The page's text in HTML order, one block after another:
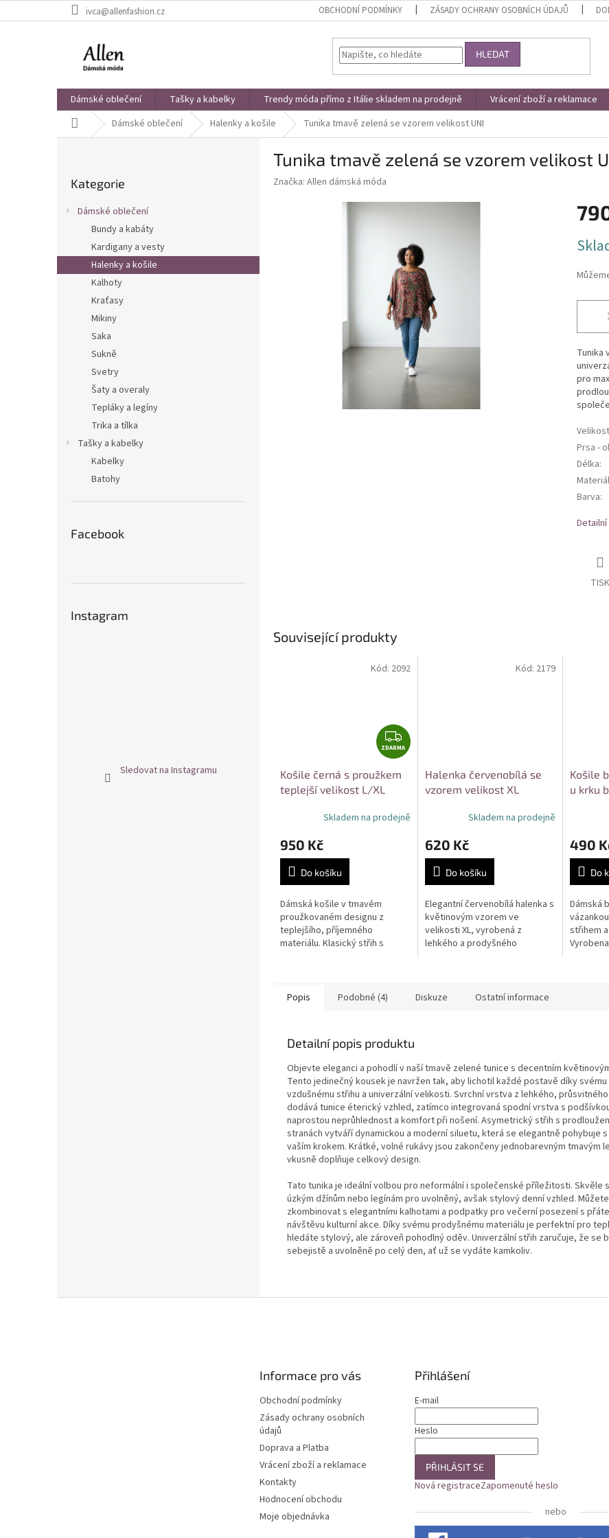
na
ivca@allenfashion.cz OBCHODNÍ PODMÍNKY ZÁSADY OCHRANY OSOBNÍCH ÚDAJŮ
HLEDAT
Dámské oblečení Tašky a kabelky Trendy móda přímo z Itálie skladem na prodejně Vrácení zboží a reklamace
Domů Dámské oblečení Halenky a košile Tunika tmavě zelená se vzorem velikost UNI
kategorie
Kategorie
Dámské oblečení
Bundy a kabáty
Kardigany a vesty
Halenky a košile
Kalhoty
Kraťasy
Mikiny
Saka
Sukně
Svetry
Šaty a overaly
Tepláky a legíny
Trika a tílka
Tašky a kabelky
Kabelky
Batohy
Facebook
Instagram
Sledovat na Instagramu
Tunika tmavě zelená se vzorem velikost
Značka: Allen dámská móda
cena:
Tunika
pro
Velikost
Prsa -
Délka:
Materiál
Barva:
TISK
Související produkty
Z
D
A
ZDARMA
Košile černá s proužkem
teplejší velikost L/XL
Skladem na prodejně
950 Kč
Do košíku
Dámská košile v tmavém
proužkovaném designu z
teplejšího, příjemného
materiálu. Klasický střih s
Kód: 2092
Halenka červenobílá se
vzorem velikost XL
Skladem na prodejně
620 Kč
Do košíku
Elegantní červenobílá halenka s
květinovým vzorem ve
velikosti XL, vyrobená z
lehkého a prodyšného
Kód: 2179
Košile
u krku
490
Do
Dámská
střihem
Popis Podobné (4) Diskuze Ostatní informace
Detailní popis produktu
Objevte eleganci a pohodlí v naší tmavě zelené tunice s decentním
Tento jedinečný kousek je navržen tak, aby lichotil každé postavě díky svému
vzdušnému střihu a univerzální velikosti. Svrchní vrstva z lehkého,
dodává tunice éterický vzhled, zatímco integrovaná spodní vrstva s
naprostou neprůhlednost a komfort při nošení. Asymetrický střih s
stranách vytváří dynamickou a moderní siluetu, která se elegantně pohybuje
vaším krokem. Krátké, volné rukávy jsou zakončeny jednobarevným tmavým
vkusně doplňuje celkový design.
Tato tunika je ideální volbou pro neformální i společenské příležitosti. Skvěle
úzkým džínům nebo legínám pro uvolněný, avšak stylový denní vzhled.
zkombinovat s elegantními kalhotami a podpatky pro večerní posezení s
návštěvu kulturní akce. Díky svému prodyšnému materiálu je perfektní pro
hledáte stylový, ale zároveň pohodlný oděv. Univerzální střih zaručuje, že se
sebejistě a uvolněně po celý den, ať už se vydáte kamkoliv.
Informace pro vás
Obchodní podmínky
Zásady ochrany osobních
údajů
Doprava a Platba
Vrácení zboží a reklamace
Kontakty
Hodnocení obchodu
Moje objednávka
Přihlášení
E-mail
Heslo
PŘIHLÁSIT SE
Nová registraceZapomenuté heslo
nebo